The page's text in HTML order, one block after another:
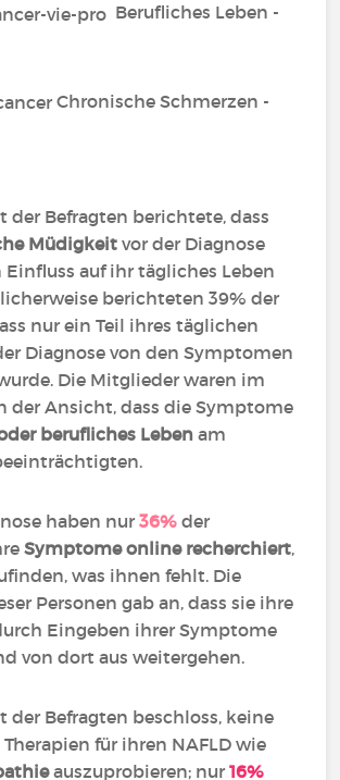
Berufliches Leben -
Chronische Schmerzen -
der Befragten berichtete, dass
Müdigkeit vor der Diagnose
auf ihr tägliches Leben
berichteten 39% der
nur ein Teil ihres täglichen
Diagnose von den Symptomen
Die Mitglieder waren im
der Ansicht, dass die Symptome
berufliches Leben am
haben nur36% der
Symptome online recherchiert,
was ihnen fehlt. Die
Personen gab an, dass sie ihre
Eingeben ihrer Symptome
von dort aus weitergehen.
der Befragten beschloss, keine
für ihren NAFLD wie
auszuprobieren; nur16%